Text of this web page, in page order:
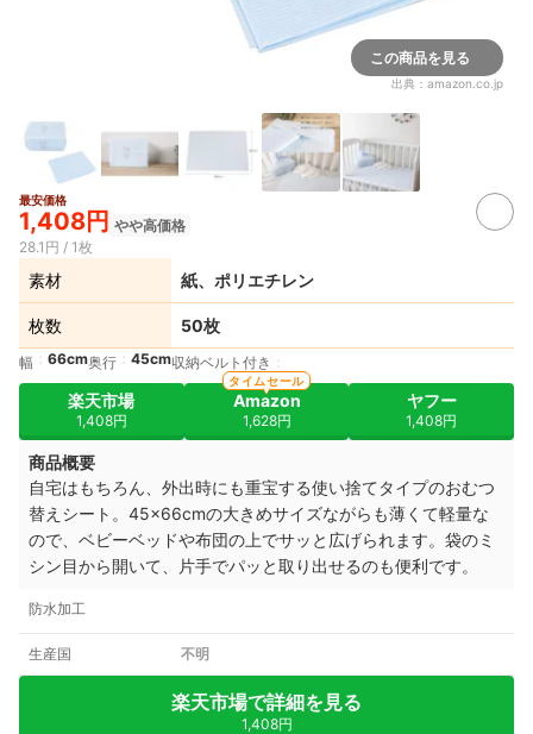
この商品を見る
出典： amazon.co.jp
最安価格
1,408円 やや高価格
28.1円 / 1枚
素材 紙、ポリエチレン
枚数 50枚
幅 66cm奥行 45cm収納ベルト付き
楽天市場
1,408円
Amazon
1,628円
タイムセール
ヤフー
1,408円
商品概要
自宅はもちろん、外出時にも重宝する使い捨てタイプのおむつ
替えシート。45×66cmの大きめサイズながらも薄くて軽量な
ので、ベビーベッドや布団の上でサッと広げられます。袋のミ
シン目から開いて、片手でパッと取り出せるのも便利です。
防水加工
生産国 不明
楽天市場で詳細を見る
1,408円